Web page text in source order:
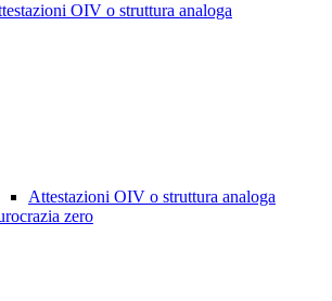
OIV o struttura analoga
Attestazioni OIV o struttura analoga
zero